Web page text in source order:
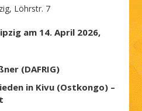
Löhrstr. 7
am 14. April 2026,
(DAFRIG)
in Kivu (Ostkongo) –